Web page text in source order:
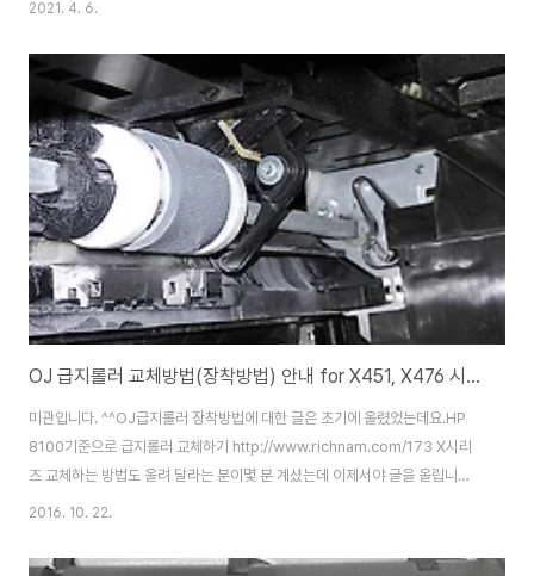
이프로 밀봉을 해보려 하셨던거 같지만.... 이렇게는 도저히 해결이 되지 않는
문제입니다. 일단 무한공급기를 모두 해체하였고, 전체 호스를 교환해야 하니
카트리지까지 모두 분해 했습니다. 카트리지의 고무 패킹도 새로 갈아 드릴겸
~ 패킹은 제 마지막 발명품 . OJ패킹으로 교체 진행합니다. ㅎㅎ;; 카트리지 잉
크 토출구의 정품 고무도 빼..
2021. 4. 6.
OJ 급지롤러 교체방법(장착방법) 안내 for X451, X476 시리즈
미관입니다. ^^OJ급지롤러 장착방법에 대한 글은 초기에 올렸었는데요.HP
8100기준으로 급지롤러 교체하기 http://www.richnam.com/173 X시리
즈 교체하는 방법도 올려 달라는 분이몇 분 계셨는데 이제서야 글을 올립니다.
(__); 마침,임대거래처에서 콜이 왔습니다.증상을 여쭈니, 인쇄가 안된다고 합
어렵습니다. ㅠ)장비 액정에 무슨 내용이 나오냐고 여쭈었더니 2번 용지함에
2016. 10. 22.